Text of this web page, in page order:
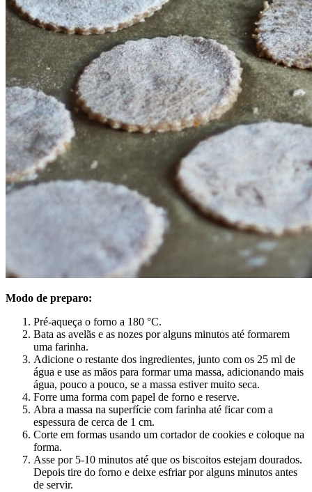
Modo de preparo:
Pré-aqueça o forno a 180 °C.
Bata as avelãs e as nozes por alguns minutos até formarem
uma farinha.
Adicione o restante dos ingredientes, junto com os 25 ml de
água e use as mãos para formar uma massa, adicionando mais
água, pouco a pouco, se a massa estiver muito seca.
Forre uma forma com papel de forno e reserve.
Abra a massa na superfície com farinha até ficar com a
espessura de cerca de 1 cm.
Corte em formas usando um cortador de cookies e coloque na
forma.
Asse por 5-10 minutos até que os biscoitos estejam dourados.
Depois tire do forno e deixe esfriar por alguns minutos antes
de servir.